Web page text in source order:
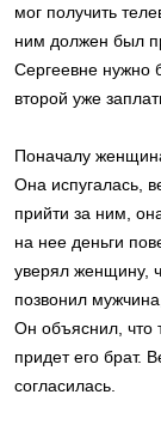
мог получить
ним должен был
Сергеевне нужно
второй уже
Поначалу
Она испугалась,
прийти за ним,
на нее деньги
уверял женщину,
позвонил
Он объяснил, что
придет его брат.
согласилась.